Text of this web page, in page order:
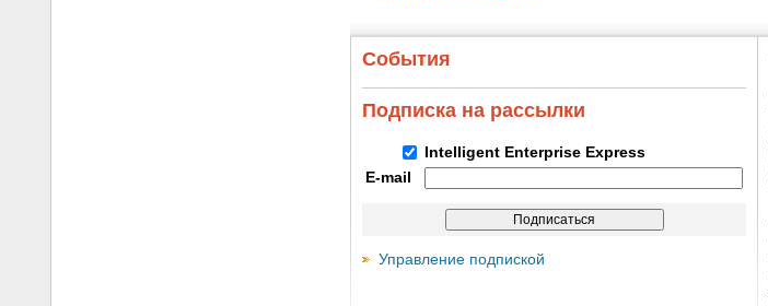
События
Подписка на рассылки
Intelligent Enterprise Express
E-mail
Управление подпиской